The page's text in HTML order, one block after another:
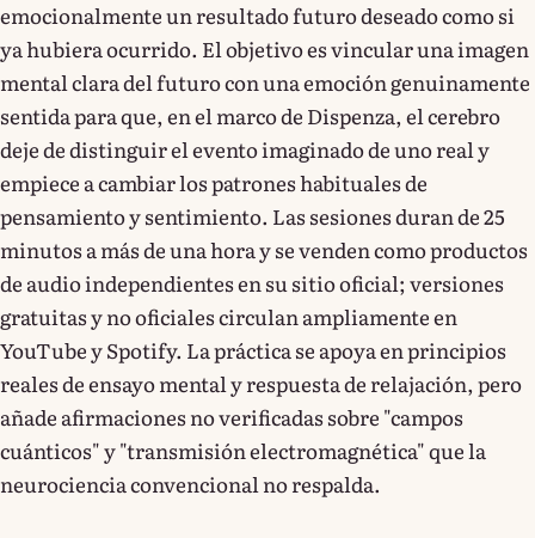
emocionalmente un resultado futuro deseado como si
ya hubiera ocurrido. El objetivo es vincular una imagen
mental clara del futuro con una emoción genuinamente
sentida para que, en el marco de Dispenza, el cerebro
deje de distinguir el evento imaginado de uno real y
empiece a cambiar los patrones habituales de
pensamiento y sentimiento. Las sesiones duran de 25
minutos a más de una hora y se venden como productos
de audio independientes en su sitio oficial; versiones
gratuitas y no oficiales circulan ampliamente en
YouTube y Spotify. La práctica se apoya en principios
reales de ensayo mental y respuesta de relajación, pero
añade afirmaciones no verificadas sobre "campos
cuánticos" y "transmisión electromagnética" que la
neurociencia convencional no respalda.